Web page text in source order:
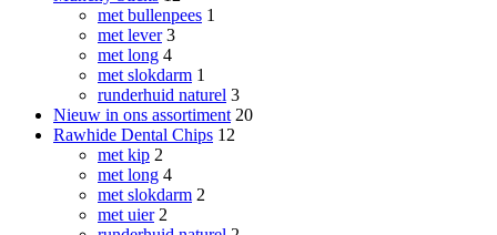
met bullenpees 1
met lever 3
met long 4
met slokdarm 1
runderhuid naturel 3
Nieuw in ons assortiment 20
Rawhide Dental Chips 12
met kip 2
met long 4
met slokdarm 2
met uier 2